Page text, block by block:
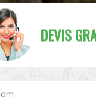
et changement de
DEVIS